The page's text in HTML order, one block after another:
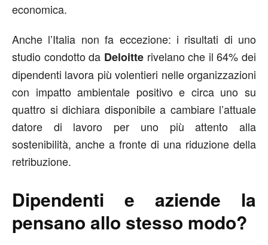
economica.
Anche l’Italia non fa eccezione: i risultati di uno
studio condotto da Deloitterivelano che il 64% dei
dipendenti lavora più volentieri nelle organizzazioni
con impatto ambientale positivo e circa uno su
quattro si dichiara disponibile a cambiare l’attuale
datore di lavoro per uno più attento alla
sostenibilità, anche a fronte di una riduzione della
retribuzione.
Dipendenti e aziende la
pensano allo stesso modo?